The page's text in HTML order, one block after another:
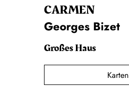
CARMEN
Georges Bizet
Großes Haus
Karten